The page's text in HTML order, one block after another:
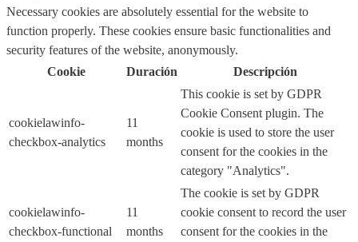
Necessary cookies are absolutely essential for the website to
function properly. These cookies ensure basic functionalities and
security features of the website, anonymously.
Cookie
Duración Descripción
cookielawinfo-
checkbox-analytics
11
months
This cookie is set by GDPR
Cookie Consent plugin. The
cookie is used to store the user
consent for the cookies in the
category "Analytics".
cookielawinfo-
checkbox-functional
11
months
The cookie is set by GDPR
cookie consent to record the user
consent for the cookies in the